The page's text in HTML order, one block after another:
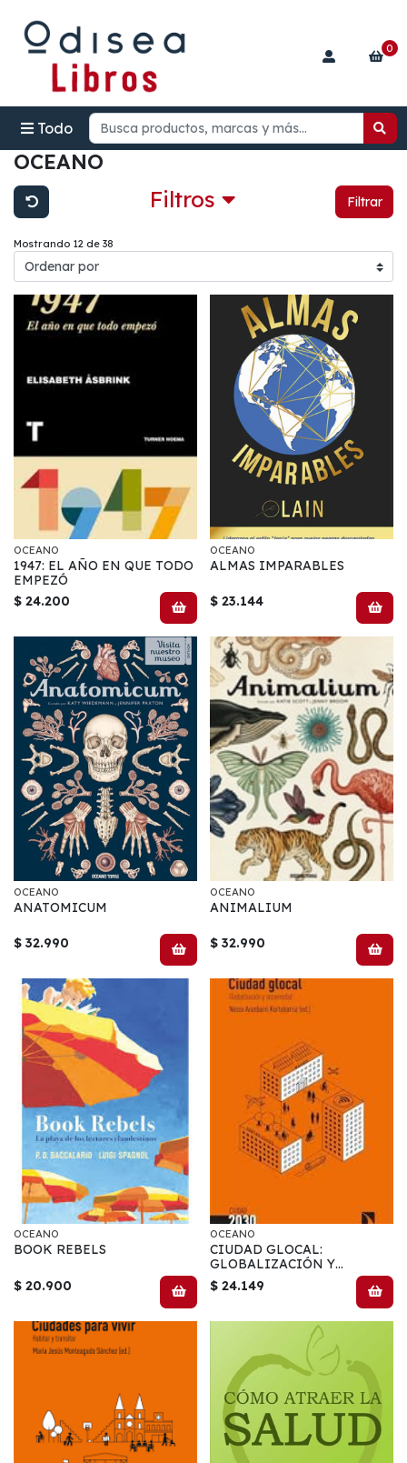
Todo
0
OCEANO
Filtros Filtrar
Mostrando 12 de 38
OCEANO
1947: EL AÑO EN QUE TODO
EMPEZÓ
$ 24.200
OCEANO
ALMAS IMPARABLES
$ 23.144
OCEANO
ANATOMICUM
$ 32.990
OCEANO
ANIMALIUM
$ 32.990
OCEANO
BOOK REBELS
$ 20.900
OCEANO
CIUDAD GLOCAL:
GLOBALIZACIÓN Y
PROXIMIDAD
$ 24.149